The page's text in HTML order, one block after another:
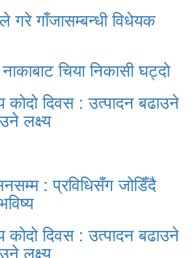
गाँजासम्बन्धी विधेयक
चिया निकासी घट्दो
कोदो दिवस : उत्पादन बढाउने
लक्ष्य
: प्रविधिसँग जोडिँदै
कोदो दिवस : उत्पादन बढाउने
लक्ष्य